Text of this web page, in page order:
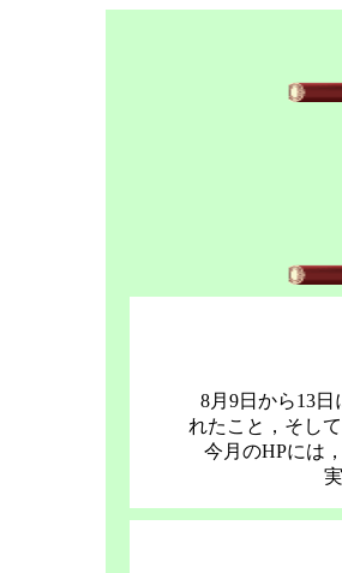
8月9日から13
れたこと，そし
今月のHPには